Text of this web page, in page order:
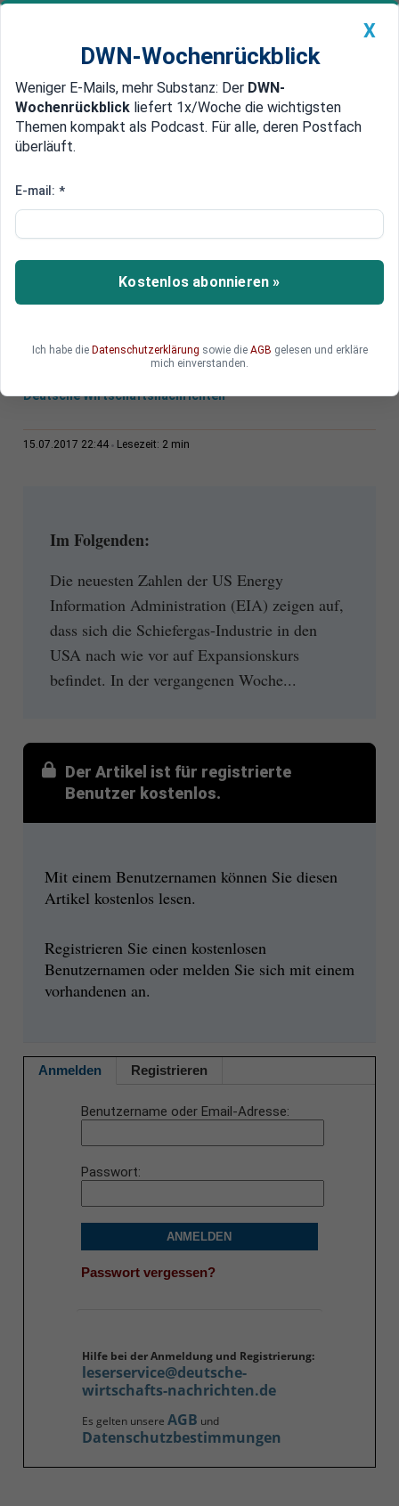
Newsticker MEIN DWN: Geldanlage Premium
Edelmetalle DWN-Magazin China
Keine Profitabilität
US-Energiepolitik: Riskante
Wette auf Schiefergas
Die amerikanischen Investitionen in die
Deutsche Wirtschaftsnachrichten
15.07.2017 22:44 Lesezeit: 2 min
Im Folgenden:
Die neuesten Zahlen der US Energy
Information Administration (EIA) zeigen auf,
dass sich die Schiefergas-Industrie in den
USA nach wie vor auf Expansionskurs
befindet. In der vergangenen Woche...
Der Artikel ist für registrierte
Benutzer kostenlos.
Mit einem Benutzernamen können Sie diesen
Artikel kostenlos lesen.
Registrieren Sie einen kostenlosen
Benutzernamen oder melden Sie sich mit einem
vorhandenen an.
Anmelden Registrieren
Benutzername oder Email-Adresse
Passwort
ANMELDEN
Passwort vergessen?
Hilfe bei der Anmeldung und Registrierung:
leserservice@deutsche-
wirtschafts-nachrichten.de
Es gelten unsere AGB und
Datenschutzbestimmungen
X
DWN-Wochenrückblick
Weniger E-Mails, mehr Substanz: Der DWN-
Wochenrückblick liefert 1x/Woche die wichtigsten
Themen kompakt als Podcast. Für alle, deren Postfach
überläuft.
E-mail: *
Kostenlos abonnieren »
Ich habe die Datenschutzerklärung sowie die AGB gelesen und erkläre
mich einverstanden.